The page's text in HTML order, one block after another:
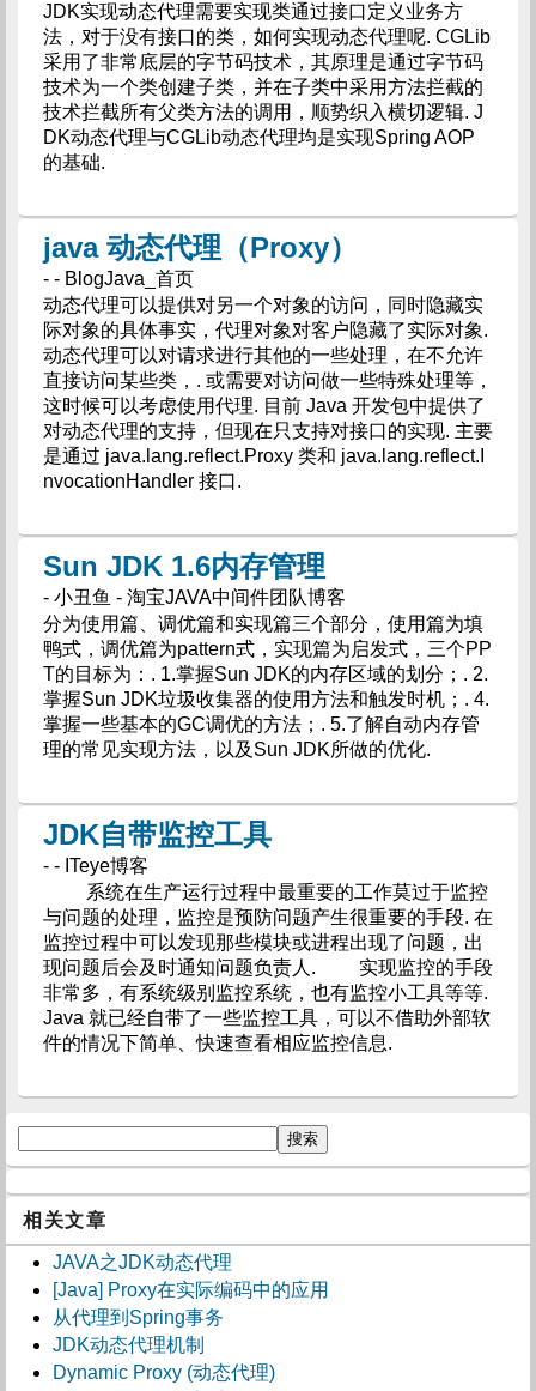
JDK实现动态代理需要实现类通过接口定义业务方
法，对于没有接口的类，如何实现动态代理呢. CGLib
采用了非常底层的字节码技术，其原理是通过字节码
技术为一个类创建子类，并在子类中采用方法拦截的
技术拦截所有父类方法的调用，顺势织入横切逻辑. J
DK动态代理与CGLib动态代理均是实现Spring AOP
的基础.
java 动态代理（Proxy）
- - BlogJava_首页
动态代理可以提供对另一个对象的访问，同时隐藏实
际对象的具体事实，代理对象对客户隐藏了实际对象.
动态代理可以对请求进行其他的一些处理，在不允许
直接访问某些类，. 或需要对访问做一些特殊处理等，
这时候可以考虑使用代理. 目前 Java 开发包中提供了
对动态代理的支持，但现在只支持对接口的实现. 主要
是通过 java.lang.reflect.Proxy 类和 java.lang.reflect.I
nvocationHandler 接口.
Sun JDK 1.6内存管理
- 小丑鱼 - 淘宝JAVA中间件团队博客
分为使用篇、调优篇和实现篇三个部分，使用篇为填
鸭式，调优篇为pattern式，实现篇为启发式，三个PP
T的目标为：. 1.掌握Sun JDK的内存区域的划分；. 2.
掌握Sun JDK垃圾收集器的使用方法和触发时机；. 4.
掌握一些基本的GC调优的方法；. 5.了解自动内存管
理的常见实现方法，以及Sun JDK所做的优化.
JDK自带监控工具
- - ITeye博客
系统在生产运行过程中最重要的工作莫过于监控
与问题的处理，监控是预防问题产生很重要的手段. 在
监控过程中可以发现那些模块或进程出现了问题，出
现问题后会及时通知问题负责人. 实现监控的手段
非常多，有系统级别监控系统，也有监控小工具等等.
Java 就已经自带了一些监控工具，可以不借助外部软
件的情况下简单、快速查看相应监控信息.
相关文章
JAVA之JDK动态代理
[Java] Proxy在实际编码中的应用
从代理到Spring事务
JDK动态代理机制
Dynamic Proxy (动态代理)